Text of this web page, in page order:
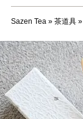
Sazen Tea» 茶道具»